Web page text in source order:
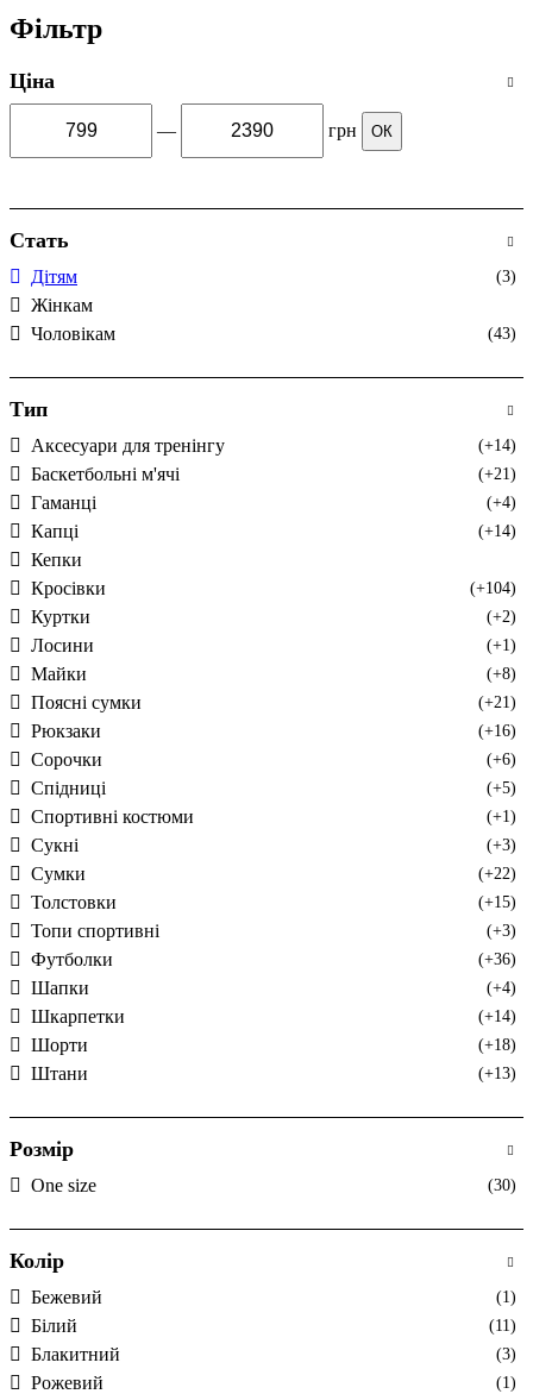
Фільтр
Ціна
— грн ОК
Стать
Дітям (3)
Жінкам
Чоловікам
(43)
Тип
Аксесуари для тренінгу (+14)
Баскетбольні м'ячі (+21)
Гаманці (+4)
Капці (+14)
Кепки
Кросівки
(+104)
Куртки (+2)
Лосини (+1)
Майки (+8)
Поясні сумки (+21)
Рюкзаки (+16)
Сорочки (+6)
Спідниці (+5)
Спортивні костюми (+1)
Сукні (+3)
Сумки (+22)
Толстовки (+15)
Топи спортивні (+3)
Футболки (+36)
Шапки (+4)
Шкарпетки (+14)
Шорти (+18)
Штани (+13)
Розмір
One size (30)
Колір
Бежевий (1)
Білий (11)
Блакитний (3)
Рожевий (1)